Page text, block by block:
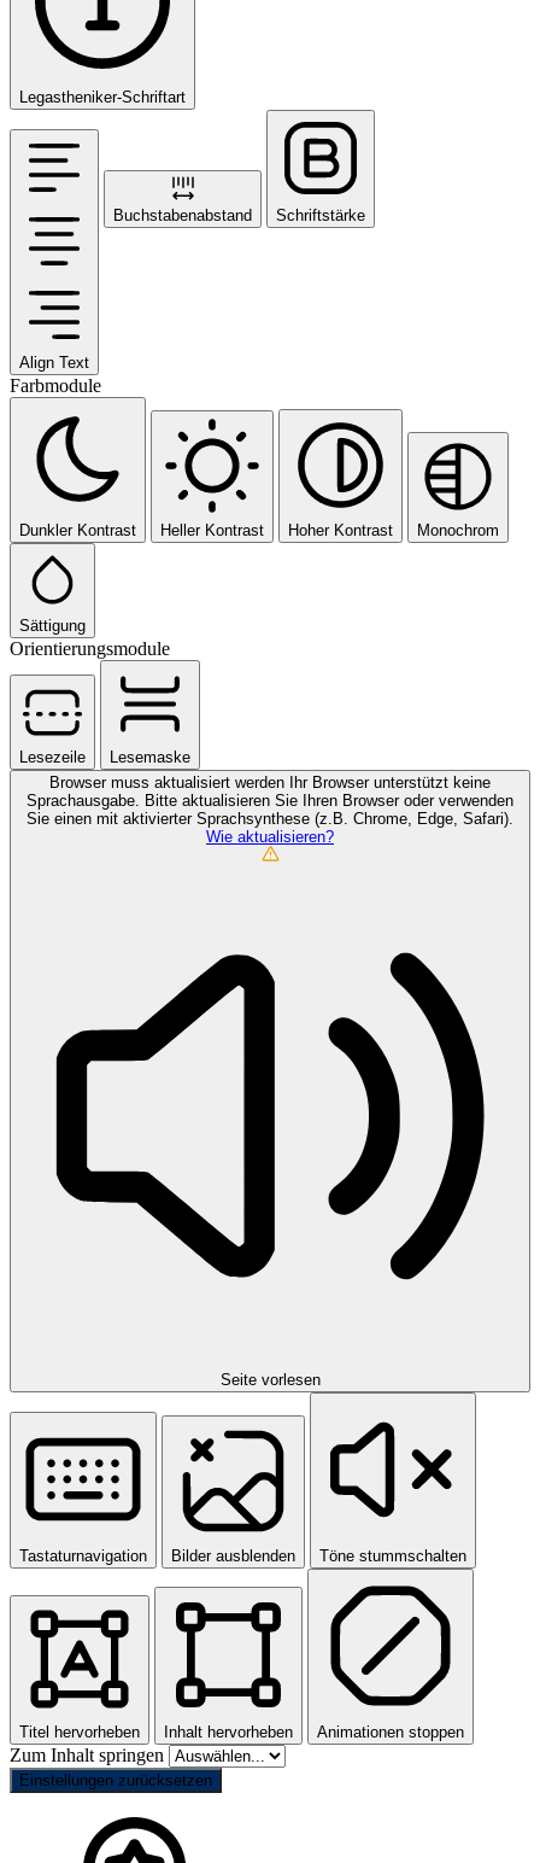
Legastheniker-Schriftart
Align Text
Buchstabenabstand Schriftstärke
Farbmodule
Dunkler Kontrast Heller Kontrast Hoher Kontrast Monochrom
Sättigung
Orientierungsmodule
Lesezeile
Lesemaske
Browser muss aktualisiert werden
Ihr Browser unterstützt keine
Sprachausgabe. Bitte aktualisieren Sie Ihren Browser oder verwenden
Sie einen mit aktivierter Sprachsynthese (z.B. Chrome, Edge, Safari).
Wie aktualisieren?
Seite vorlesen
Tastaturnavigation Bilder ausblenden Töne stummschalten
Titel hervorheben Inhalt hervorheben Animationen stoppen
Zum Inhalt springen
Einstellungen zurücksetzen